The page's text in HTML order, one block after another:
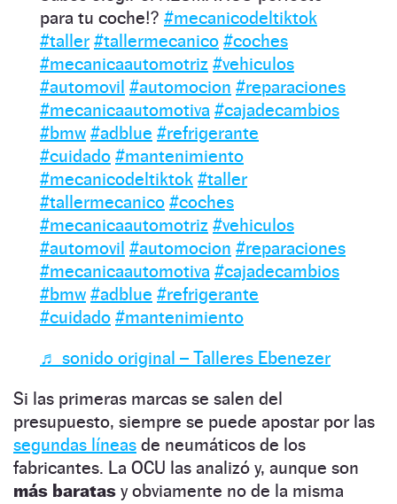
para tu coche⁉️ #mecanicodeltiktok
#taller #tallermecanico #coches
#mecanicaautomotriz #vehiculos
#automovil #automocion #reparaciones
#mecanicaautomotiva #cajadecambios
#bmw #adblue #refrigerante
#cuidado #mantenimiento
#mecanicodeltiktok #taller
#tallermecanico #coches
#mecanicaautomotriz #vehiculos
#automovil #automocion #reparaciones
#mecanicaautomotiva #cajadecambios
#bmw #adblue #refrigerante
#cuidado #mantenimiento
♬ sonido original – Talleres Ebenezer
Si las primeras marcas se salen del
presupuesto, siempre se puede apostar por las
segundas líneas de neumáticos de los
fabricantes. La OCU las analizó y, aunque son
más baratas y obviamente no de la misma